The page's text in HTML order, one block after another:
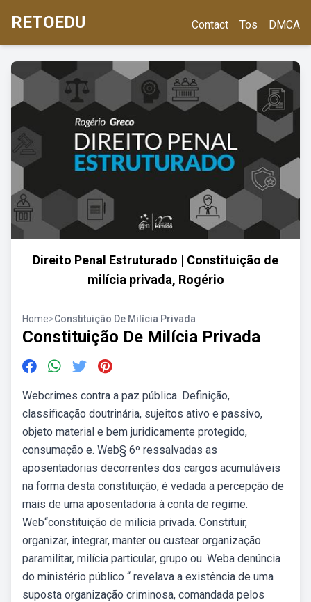
RETOEDU Contact Tos DMCA
Direito Penal Estruturado | Constituição de
milícia privada, Rogério
Home>Constituição De Milícia Privada
Constituição De Milícia Privada
Webcrimes contra a paz pública. Definição,
classificação doutrinária, sujeitos ativo e passivo,
objeto material e bem juridicamente protegido,
consumação e. Web§ 6º ressalvadas as
aposentadorias decorrentes dos cargos acumuláveis
na forma desta constituição, é vedada a percepção de
mais de uma aposentadoria à conta de regime.
Web“constituição de milícia privada. Constituir,
organizar, integrar, manter ou custear organização
paramilitar, milícia particular, grupo ou. Weba denúncia
do ministério público “ revelava a existência de uma
suposta organização criminosa, comandada pelos